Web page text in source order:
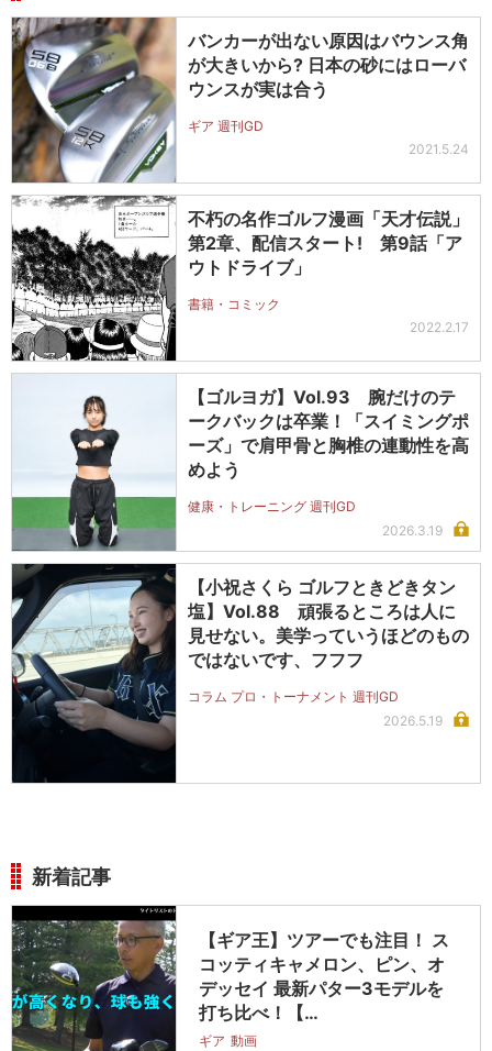
バンカーが出ない原因はバウンス角
が大きいから? 日本の砂にはローバ
ウンスが実は合う
ギア 週刊GD
2021.5.24
不朽の名作ゴルフ漫画「天才伝説」
第2章、配信スタート! 第9話「ア
ウトドライブ」
書籍・コミック
2022.2.17
【ゴルヨガ】Vol.93 腕だけのテ
ークバックは卒業！「スイミングポ
ーズ」で肩甲骨と胸椎の連動性を高
めよう
健康・トレーニング 週刊GD
2026.3.19
【小祝さくら ゴルフときどきタン
塩】Vol.88 頑張るところは人に
見せない。美学っていうほどのもの
ではないです、フフフ
コラム プロ・トーナメント 週刊GD
2026.5.19
新着記事
【ギア王】ツアーでも注目！ ス
コッティキャメロン、ピン、オ
デッセイ 最新パター3モデルを
打ち比べ！【…
ギア 動画